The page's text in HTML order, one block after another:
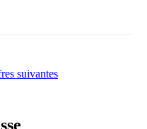
suivantes